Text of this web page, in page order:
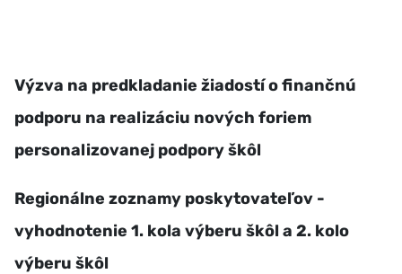
Výzva na predkladanie žiadostí o finančnú
podporu na realizáciu nových foriem
personalizovanej podpory škôl
Regionálne zoznamy poskytovateľov -
vyhodnotenie 1. kola výberu škôl a 2. kolo
výberu škôl